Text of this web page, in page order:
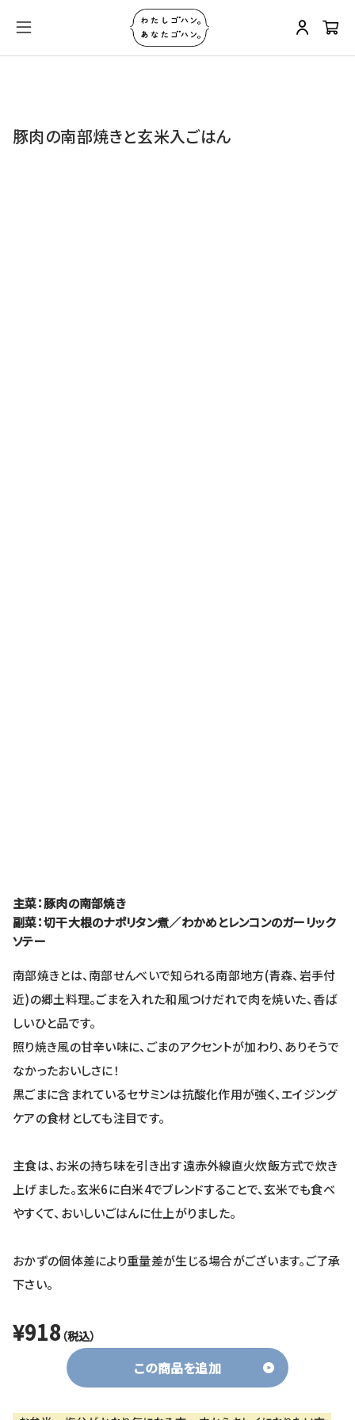
豚肉の南部焼きと玄米入ごはん
主菜：豚肉の南部焼き
副菜：切干大根のナポリタン煮／わかめとレンコンのガーリック
ソテー
南部焼きとは、南部せんべいで知られる南部地方(青森、岩手付
近)の郷土料理。ごまを入れた和風つけだれで肉を焼いた、香ば
しいひと品です。
照り焼き風の甘辛い味に、ごまのアクセントが加わり、ありそうで
なかったおいしさに！
黒ごまに含まれているセサミンは抗酸化作用が強く、エイジング
ケアの食材としても注目です。
主食は、お米の持ち味を引き出す遠赤外線直火炊飯方式で炊き
上げました。玄米6に白米4でブレンドすることで、玄米でも食べ
やすくて、おいしいごはんに仕上がりました。
おかずの個体差により重量差が生じる場合がございます。ご了承
下さい。
¥918 （税込）
この商品を追加